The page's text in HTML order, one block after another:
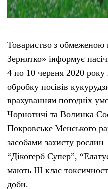
Товариство з обмеженою
Зернятко» інформує
4 по 10 червня 2020 року
обробку посівів
врахуванням погодніх
Чорнотичі та Волинка
Покровське Менського
засобами захисту
“Дікогерб Супер”,
мають ІІІ клас
доби.